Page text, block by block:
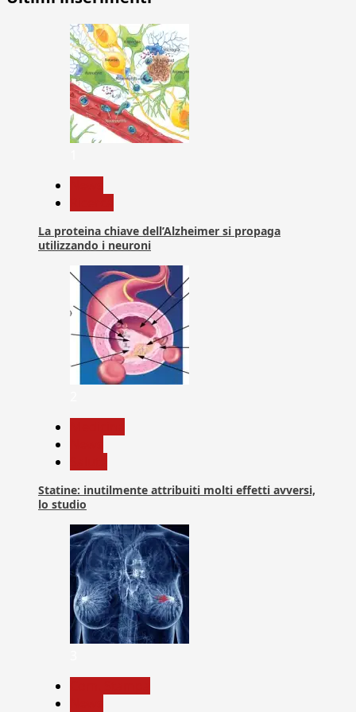
La proteina chiave dell’Alzheimer si propaga
utilizzando i neuroni
Statine: inutilmente attribuiti molti effetti avversi,
lo studio